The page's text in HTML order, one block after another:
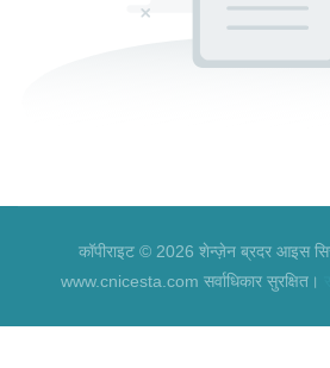
कॉपीराइट © 2026 शेन्ज़ेन ब्रदर आइस
www.cnicesta.com सर्वाधिकार सुरक्षित।